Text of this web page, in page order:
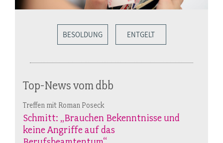
BESOLDUNG ENTGELT
Top-News vom dbb
Treffen mit Roman Poseck
Schmitt: „Brauchen Bekenntnisse und
keine Angriffe auf das